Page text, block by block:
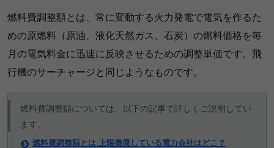
燃料費調整額とは、常に変動する火力発電で電気を作るた
めの原燃料（原油、液化天然ガス、石炭）の燃料価格を毎
月の電気料金に迅速に反映させるための調整単価です。飛
行機のサーチャージと同じようなものです。
燃料費調整額については、以下の記事で詳しくご説明してい
ます。
燃料費調整額とは 上限撤廃している電力会社はどこ？